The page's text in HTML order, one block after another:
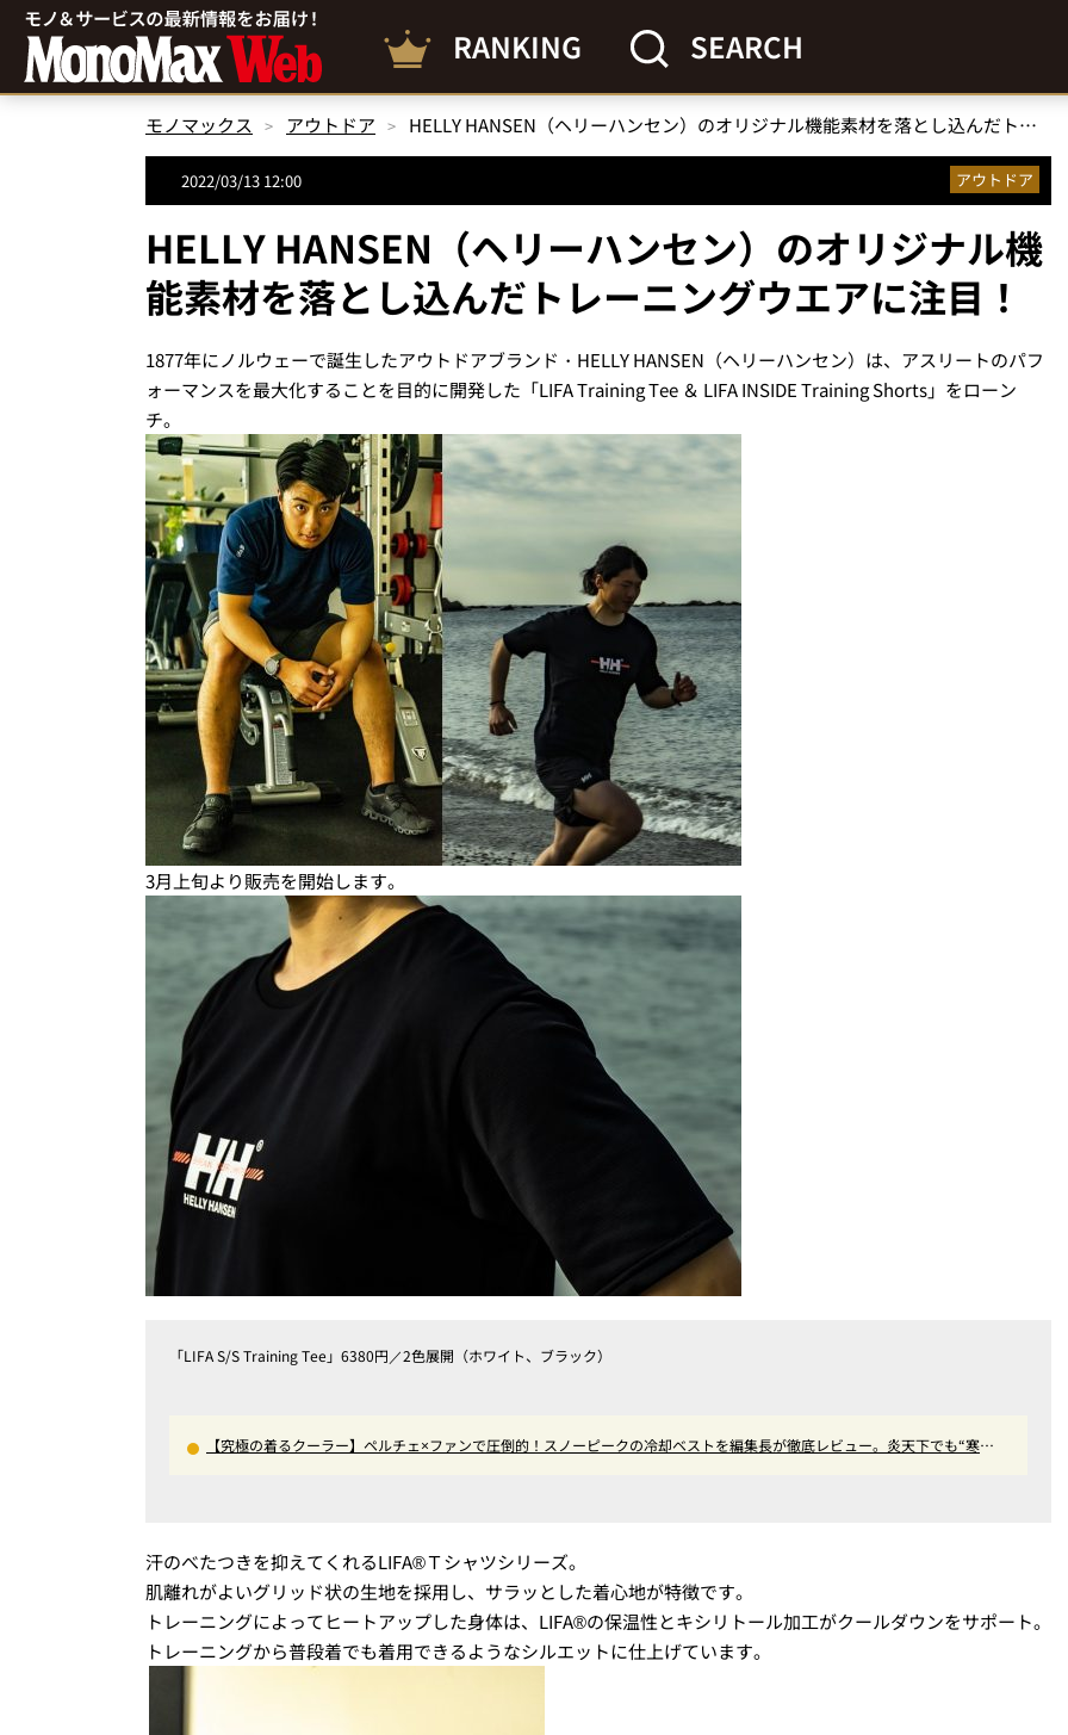
RANKING SEARCH
モノマックス アウトドア HELLY HANSEN（ヘリーハンセン）のオリジナル機能素材を落とし込んだトレーニングウエアに注目！
2022/03/13 12:00 アウトドア
HELLY HANSEN（ヘリーハンセン）のオリジナル機
能素材を落とし込んだトレーニングウエアに注目！
1877年にノルウェーで誕生したアウトドアブランド・HELLY HANSEN（ヘリーハンセン）は、アスリートのパフ
ォーマンスを最大化することを目的に開発した「LIFA Training Tee ＆ LIFA INSIDE Training Shorts」をローン
チ。
3月上旬より販売を開始します。
「LIFA S/S Training Tee」6380円／2色展開（ホワイト、ブラック）
【究極の着るクーラー】ペルチェ×ファンで圧倒的！スノーピークの冷却ベストを編集長が徹底レビュー。炎天下でも“寒
汗のべたつきを抑えてくれるLIFA®Ｔシャツシリーズ。
肌離れがよいグリッド状の生地を採用し、サラッとした着心地が特徴です。
トレーニングによってヒートアップした身体は、LIFA®の保温性とキシリトール加工がクールダウンをサポート。
トレーニングから普段着でも着用できるようなシルエットに仕上げています。